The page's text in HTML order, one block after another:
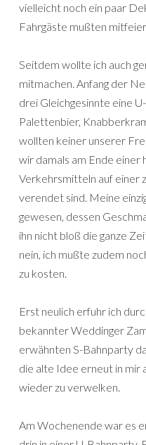
vielleicht noch ein paar
Fahrgäste mußten
Seitdem wollte ich auch
mitmachen. Anfang der
drei Gleichgesinnte eine
Palettenbier,
wollten keiner unserer
wir damals am Ende einer
Verkehrsmitteln auf einer
verendet sind. Meine
gewesen, dessen
ihn nicht bloß die ganze
nein, ich mußte zudem
zu kosten.
Erst neulich erfuhr ich
bekannter Weddinger
erwähnten S-Bahnparty
die alte Idee erneut in mir
wieder zu verwelken.
Am Wochenende war es